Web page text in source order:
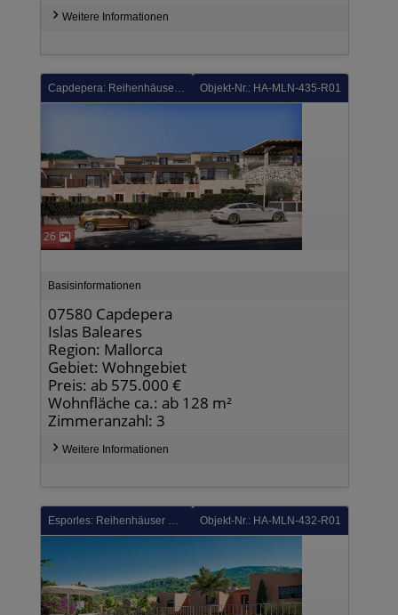
Weitere Informationen
Capdepera: Reihenhäuser mit 2 Schlafzimmern, 2 Bädern, Klimaanlage, Gemeinschaftspool, Tiefgaragenstellplatz und Meerblick Objekt-Nr.: HA-MLN-435-R01
26
Basisinformationen
07580 Capdepera
Islas Baleares
Region: Mallorca
Gebiet: Wohngebiet
Preis: ab 575.000 €
Wohnfläche ca.: ab 128 m²
Zimmeranzahl: 3
Weitere Informationen
Objekt-Nr.: HA-MLN-432-R01